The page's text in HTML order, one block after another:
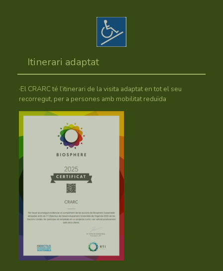
Itinerari adaptat
·El CRARC té l’itinerari de la visita adaptat en tot el seu
recorregut, per a persones amb mobilitat reduïda